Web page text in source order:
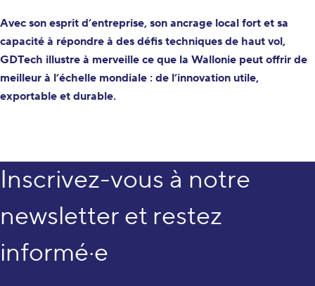
Avec son esprit d’entreprise, son ancrage local fort et sa
capacité à répondre à des défis techniques de haut vol,
GDTech illustre à merveille ce que la Wallonie peut offrir de
meilleur à l’échelle mondiale : de l’innovation utile,
exportable et durable.
Inscrivez-vous à notre
newsletter et restez
informé·e